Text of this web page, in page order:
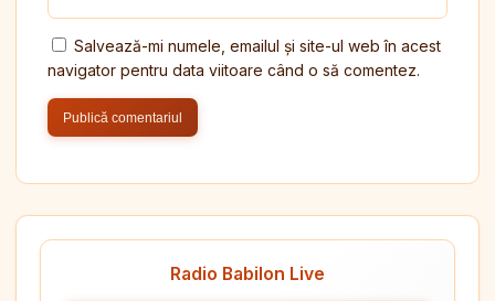
Salvează-mi numele, emailul și site-ul web în acest
navigator pentru data viitoare când o să comentez.
Radio Babilon Live